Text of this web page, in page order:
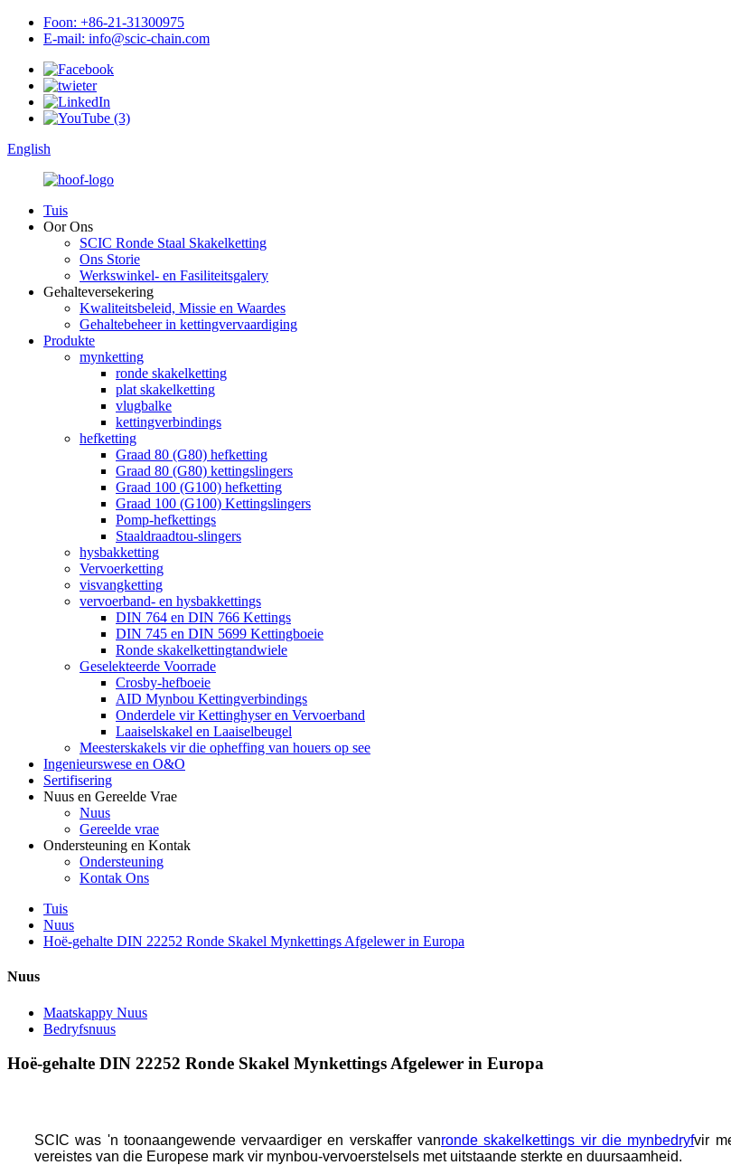
Foon: +86-21-31300975
E-mail: info@scic-chain.com
English
Tuis
Oor Ons
SCIC Ronde Staal Skakelketting
Ons Storie
Werkswinkel- en Fasiliteitsgalery
Gehalteversekering
Kwaliteitsbeleid, Missie en Waardes
Gehaltebeheer in kettingvervaardiging
Produkte
mynketting
ronde skakelketting
plat skakelketting
vlugbalke
kettingverbindings
hefketting
Graad 80 (G80) hefketting
Graad 80 (G80) kettingslingers
Graad 100 (G100) hefketting
Graad 100 (G100) Kettingslingers
Pomp-hefkettings
Staaldraadtou-slingers
hysbakketting
Vervoerketting
visvangketting
vervoerband- en hysbakkettings
DIN 764 en DIN 766 Kettings
DIN 745 en DIN 5699 Kettingboeie
Ronde skakelkettingtandwiele
Geselekteerde Voorrade
Crosby-hefboeie
AID Mynbou Kettingverbindings
Onderdele vir Kettinghyser en Vervoerband
Laaiselskakel en Laaiselbeugel
Meesterskakels vir die opheffing van houers op see
Ingenieurswese en O&O
Sertifisering
Nuus en Gereelde Vrae
Nuus
Gereelde vrae
Ondersteuning en Kontak
Ondersteuning
Kontak Ons
Tuis
Nuus
Hoë-gehalte DIN 22252 Ronde Skakel Mynkettings Afgelewer in Europa
Nuus
Maatskappy Nuus
Bedryfsnuus
Hoë-gehalte DIN 22252 Ronde Skakel Mynkettings Afgelewer in Europa
SCIC was 'n toonaangewende vervaardiger en verskaffer vanronde skakelkettings vir die mynbedryfvir
vereistes van die Europese mark vir mynbou-vervoerstelsels met uitstaande sterkte en duursaamheid.